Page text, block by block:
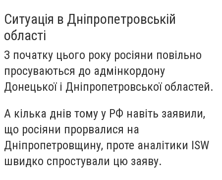
Ситуація в Дніпропетровській
області
З початку цього року росіяни повільно
просуваються до адмінкордону
Донецької і Дніпропетровської областей.
А кілька днів тому у РФ навіть заявили,
що росіяни прорвалися на
Дніпропетровщину, проте аналітики ISW
швидко спростували цю заяву.